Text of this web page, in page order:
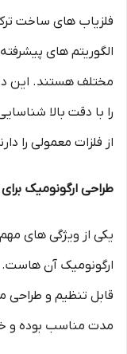
فلزیاب های ساخت
الگوریتم های
مختلف هستند. این
را با دقت بالا
از فلزات معمولی را
طراحی ارگونومیک برای
یکی از ویژگی های
ارگونومیک آن
قابل تنظیم و طراحی
مدت مناسب بوده و